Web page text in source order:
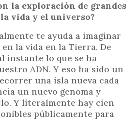
la exploración de grandes
vida y el universo?
te ayuda a imaginar
la vida en la Tierra. De
instante lo que se ha
ADN. Y eso ha sido un
una isla nueva cada
un nuevo genoma y
Y literalmente hay cien
públicamente para